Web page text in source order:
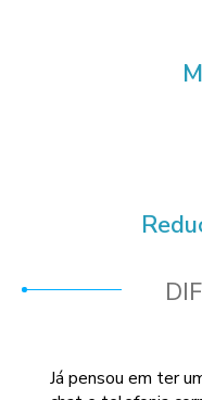
Já pensou em ter